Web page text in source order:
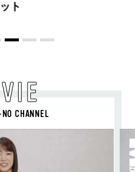
meets Jouete!
NO CHANNEL